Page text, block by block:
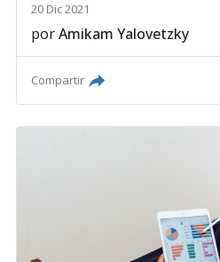
20 Dic 2021
porAmikam Yalovetzky
Compartir